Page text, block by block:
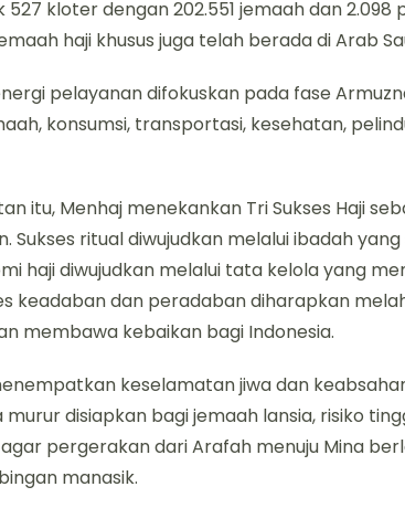
527 kloter dengan 202.551 jemaah dan
haji khusus juga telah berada di Arab
pelayanan difokuskan pada fase
konsumsi, transportasi, kesehatan,
itu, Menhaj menekankan Tri Sukses Haji
Sukses ritual diwujudkan melalui ibadah
haji diwujudkan melalui tata kelola yang
keadaban dan peradaban diharapkan
membawa kebaikan bagi Indonesia.
keselamatan jiwa dan
murur disiapkan bagi jemaah lansia, risiko
pergerakan dari Arafah menuju Mina
manasik.